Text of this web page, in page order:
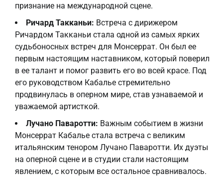
признание на международной сцене.
Ричард Такканьи: Встреча с дирижером
Ричардом Такканьи стала одной из самых ярких
судьбоносных встреч для Монсеррат. Он был ее
первым настоящим наставником, который поверил
в ее талант и помог развить его во всей красе. Под
его руководством Кабалье стремительно
продвинулась в оперном мире, став узнаваемой и
уважаемой артисткой.
Лучано Паваротти: Важным событием в жизни
Монсеррат Кабалье стала встреча с великим
итальянским тенором Лучано Паваротти. Их дуэты
на оперной сцене и в студии стали настоящим
явлением, с которым все остальное сравнивалось.